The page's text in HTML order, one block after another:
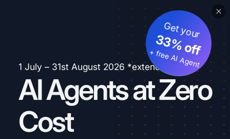
1 July – 31st August 2026 *extended
AI Agents at Zero
Cost
Get your
33% off
+ free AI Agent